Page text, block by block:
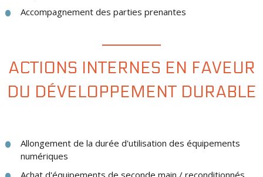
Accompagnement des parties prenantes
ACTIONS INTERNES EN FAVEUR
DU DÉVELOPPEMENT DURABLE
Allongement de la durée d'utilisation des équipements
numériques
Achat d'équipements de seconde main / reconditionnés